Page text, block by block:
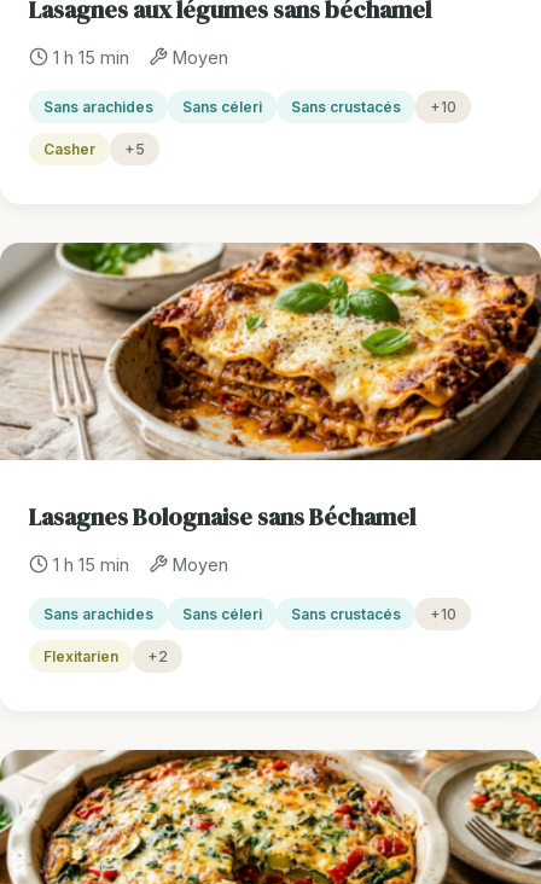
Lasagnes aux légumes sans béchamel
1 h 15 min Moyen
Sans arachides Sans céleri Sans crustacés +10
Casher +5
Lasagnes Bolognaise sans Béchamel
1 h 15 min Moyen
Sans arachides Sans céleri Sans crustacés +10
Flexitarien +2